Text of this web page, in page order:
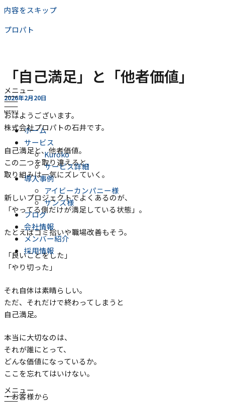
内容をスキップ
プロパト
メニュー
ホーム
サービス
Kuroko
サービス詳細
導入事例
アイビーカンパニー様
サンズ様
ブログ
会社情報
メンバー紹介
採用情報
メニュー
「自己満足」と「他者価値」
2026年2月20日
おはようございます。
株式会社プロパトの石井です。
自己満足と、他者価値。
この二つを取り違えると、
取り組みは一気にズレていく。
新しいプロジェクトでよくあるのが、
「やってる側だけが満足している状態」。
たとえばゴミ拾いや職場改善もそう。
「良いことをした」
「やり切った」
それ自体は素晴らしい。
ただ、それだけで終わってしまうと
自己満足。
本当に大切なのは、
それが誰にとって、
どんな価値になっているか。
ここを忘れてはいけない。
・お客様から